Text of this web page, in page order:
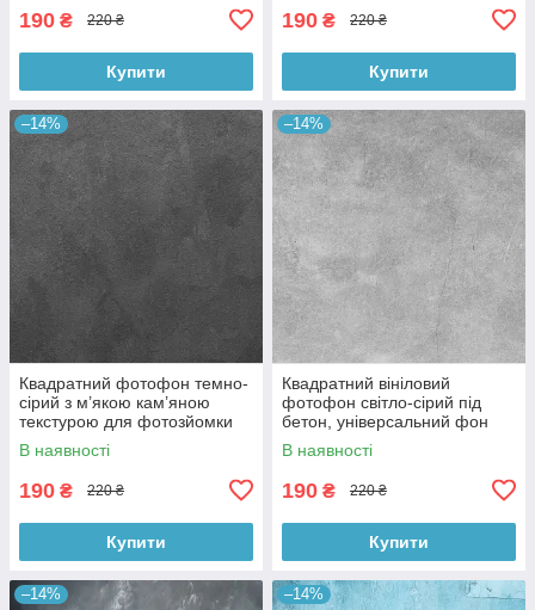
190 ₴ 220 ₴
Купити
190 ₴ 220 ₴
Купити
–14%
Квадратний фотофон темно-
сірий з м’якою кам’яною
текстурою для фотозйомки
товарів 60x60 см, №550076
В наявності
190 ₴ 220 ₴
Купити
–14%
Квадратний вініловий
фотофон світло-сірий під
бетон, універсальний фон
для зйомки, 60x60 см,
№550478
В наявності
190 ₴ 220 ₴
Купити
–14% –14%